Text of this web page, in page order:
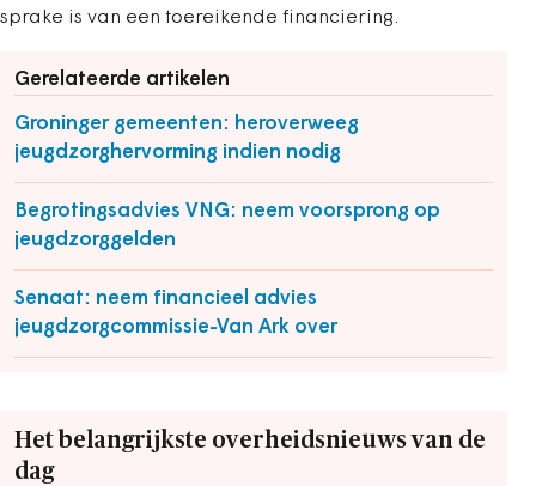
sprake is van een toereikende financiering.
Gerelateerde artikelen
Groninger gemeenten: heroverweeg
jeugdzorghervorming indien nodig
Begrotingsadvies VNG: neem voorsprong op
jeugdzorggelden
Senaat: neem financieel advies
jeugdzorgcommissie-Van Ark over
Het belangrijkste overheidsnieuws van de
dag